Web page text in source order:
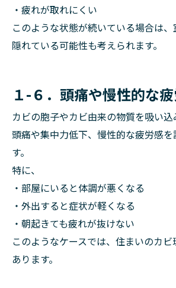
・疲れが取れにくい
このような状態が続いている場合は
隠れている可能性も考えられます。
１-６．頭痛や慢性的な
カビの胞子やカビ由来の物質を吸い込
頭痛や集中力低下、慢性的な疲労感
す。
特に、
・部屋にいると体調が悪くなる
・外出すると症状が軽くなる
・朝起きても疲れが抜けない
このようなケースでは、住まいのカ
あります。